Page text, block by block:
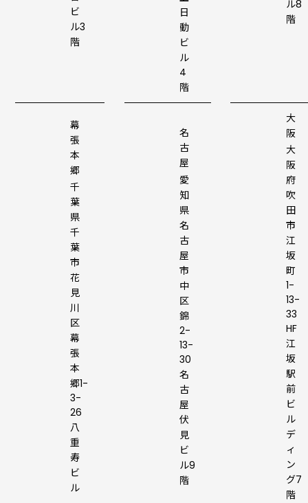
ビ
ル3
階
日
動
ビ
ル
4
階
ル8
階
幕
張
本
郷
千
葉
県
千
葉
市
花
見
川
区
幕
張
本
郷1-
3-
26
八
重
寿
ビ
ル
名
古
屋
愛
知
県
名
古
屋
市
中
区
錦
2-
13-
30
名
古
屋
伏
見
ビ
ル9
階
大
阪
大
阪
府
吹
田
市
江
坂
町
1-
13-
33
HF
江
坂
駅
前
ビ
ル
デ
ィ
ン
グ7
階